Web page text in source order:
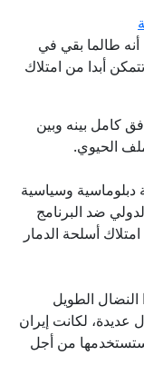
أنه طالما بقي في
أبدا من امتلاك
كامل بينه وبين
الحيوي.
من 30 عاما معركة دبلوماسية وسياسية
ضد البرنامج
أسلحة الدمار
النضال الطويل
عديدة، لكانت إيران
ستستخدمها من أجل